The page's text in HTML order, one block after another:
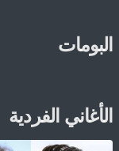
البومات
الأغاني الفردية